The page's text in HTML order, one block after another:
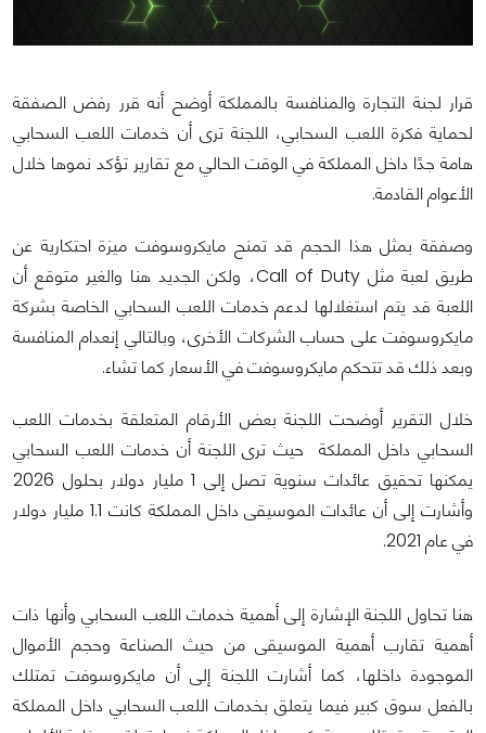
قرار لجنة التجارة والمنافسة بالمملكة أوضح أنه قرر رفض الصفقة
لحماية فكرة اللعب السحابي، اللجنة ترى أن خدمات اللعب السحابي
هامة جدًا داخل المملكة في الوقت الحالي مع تقارير تؤكد نموها خلال
الأعوام القادمة.
وصفقة بمثل هذا الحجم قد تمنح مايكروسوفت ميزة احتكارية عن
طريق لعبة مثل Call of Duty، ولكن الجديد هنا والغير متوقع أن
اللعبة قد يتم استغلالها لدعم خدمات اللعب السحابي الخاصة بشركة
مايكروسوفت على حساب الشركات الأخرى، وبالتالي إنعدام المنافسة
وبعد ذلك قد تتحكم مايكروسوفت في الأسعار كما تشاء.
خلال التقرير أوضحت اللجنة بعض الأرقام المتعلقة بخدمات اللعب
السحابي داخل المملكة حيث ترى اللجنة أن خدمات اللعب السحابي
يمكنها تحقيق عائدات سنوية تصل إلى 1 مليار دولار بحلول 2026
وأشارت إلى أن عائدات الموسيقى داخل المملكة كانت 1.1 مليار دولار
في عام 2021.
هنا تحاول اللجنة الإشارة إلى أهمية خدمات اللعب السحابي وأنها ذات
أهمية تقارب أهمية الموسيقى من حيث الصناعة وحجم الأموال
الموجودة داخلها، كما أشارت اللجنة إلى أن مايكروسوفت تمتلك
بالفعل سوق كبير فيما يتعلق بخدمات اللعب السحابي داخل المملكة